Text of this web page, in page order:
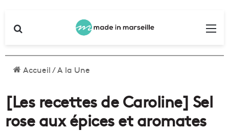
Accueil/A la Une
[Les recettes de Caroline] Sel
rose aux épices et aromates